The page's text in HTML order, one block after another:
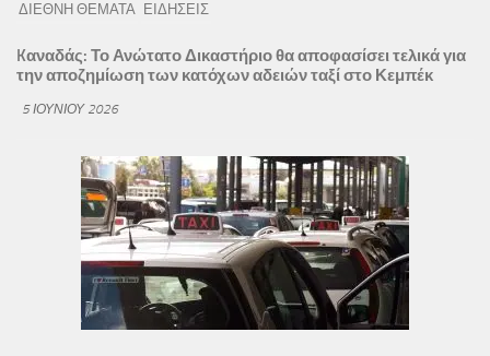
ΔΙΕΘΝΗ ΘΕΜΑΤΑ ΕΙΔΗΣΕΙΣ
Kαναδάς: Το Ανώτατο Δικαστήριο θα αποφασίσει τελικά για
την αποζημίωση των κατόχων αδειών ταξί στο Κεμπέκ
5 ΙΟΥΝΊΟΥ 2026